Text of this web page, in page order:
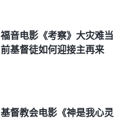
福音电影《考察》大灾难当
前基督徒如何迎接主再来
基督教会电影《神是我心灵